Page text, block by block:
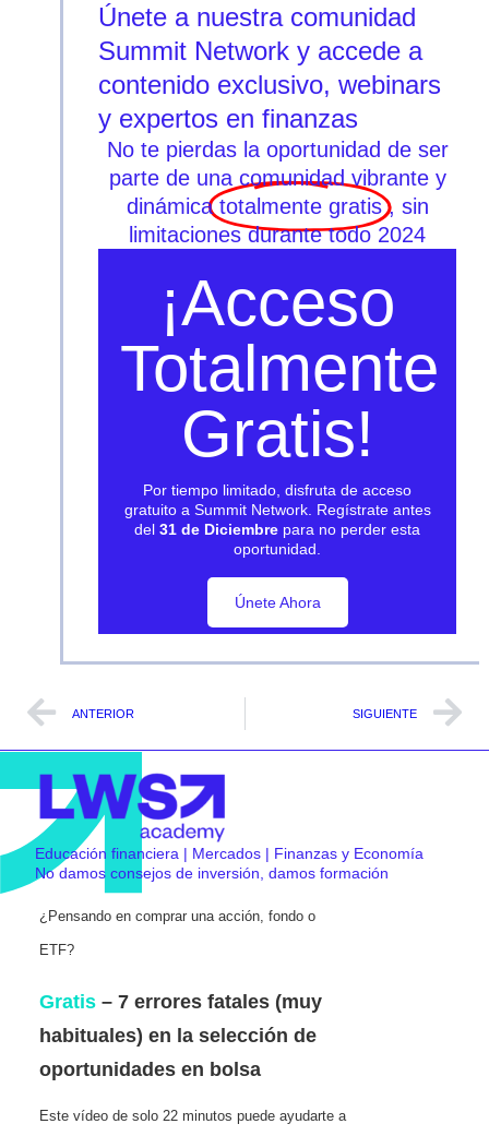
Únete a nuestra comunidad
Summit Network y accede a
contenido exclusivo, webinars
y expertos en finanzas
No te pierdas la oportunidad de ser
parte de una comunidad vibrante y
dinámica totalmente gratis , sin
limitaciones durante todo 2024
¡Acceso
Totalmente
Gratis!
Por tiempo limitado, disfruta de acceso
gratuito a Summit Network. Regístrate antes
del 31 de Diciembre para no perder esta
oportunidad.
Únete Ahora
Únete Ahora
ANTERIOR SIGUIENTE
Educación financiera | Mercados | Finanzas y Economía
No damos consejos de inversión, damos formación
¿Pensando en comprar una acción, fondo o
ETF?
Gratis – 7 errores fatales (muy
habituales) en la selección de
oportunidades en bolsa
Este vídeo de solo 22 minutos puede ayudarte a